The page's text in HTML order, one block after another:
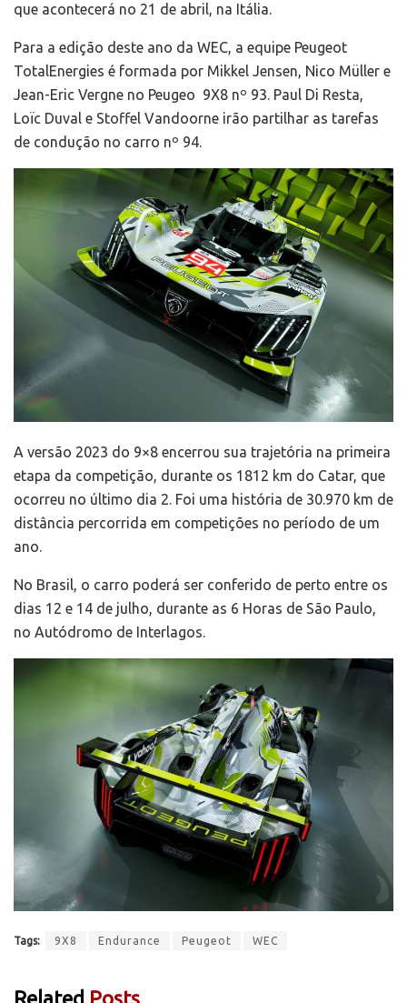
que acontecerá no 21 de abril, na Itália.
Para a edição deste ano da WEC, a equipe Peugeot
TotalEnergies é formada por Mikkel Jensen, Nico Müller e
Jean-Eric Vergne no Peugeo 9X8 nº 93. Paul Di Resta,
Loïc Duval e Stoffel Vandoorne irão partilhar as tarefas
de condução no carro nº 94.
A versão 2023 do 9×8 encerrou sua trajetória na primeira
etapa da competição, durante os 1812 km do Catar, que
ocorreu no último dia 2. Foi uma história de 30.970 km de
distância percorrida em competições no período de um
ano.
No Brasil, o carro poderá ser conferido de perto entre os
dias 12 e 14 de julho, durante as 6 Horas de São Paulo,
no Autódromo de Interlagos.
Tags: 9X8 Endurance Peugeot WEC
Related Posts